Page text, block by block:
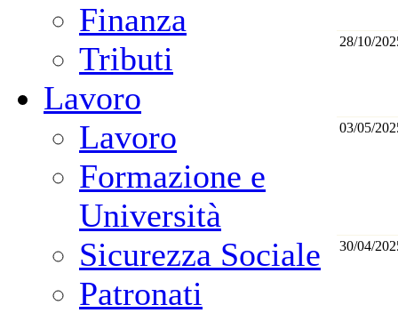
Finanza
Tributi
Lavoro
Lavoro
Formazione e
Università
Sicurezza Sociale
Patronati
28/10/
03/05/
30/04/